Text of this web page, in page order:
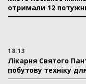
отримали 12
18:13
Лікарня Святого
побутову техніку